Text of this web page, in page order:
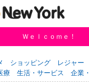
新規登録
ウン情報 教えて！
Ｗｅｌｃｏｍｅ！
ショッピング レジャー
療 生活・サービス 企業